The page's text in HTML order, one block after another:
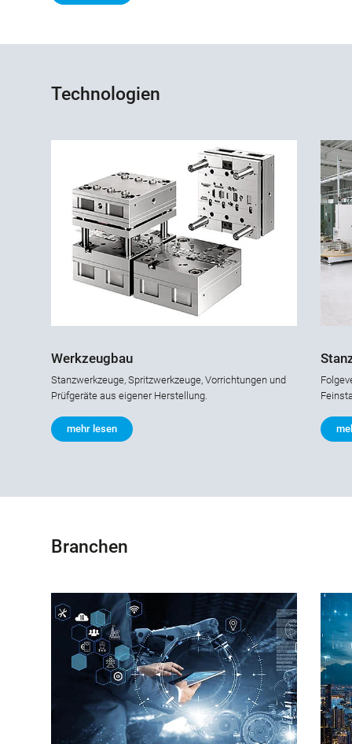
Technologien
Werkzeugbau
Stanzwerkzeuge, Spritzwerkzeuge, Vorrichtungen und
Prüfgeräte aus eigener Herstellung.
mehr lesen
Branchen